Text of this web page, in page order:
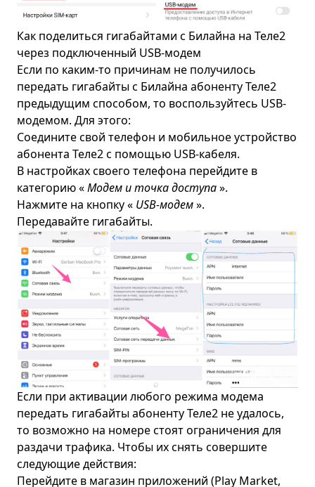
Как поделиться гигабайтами с Билайна на Теле2
через подключенный USB-модем
Если по каким-то причинам не получилось
передать гигабайты с Билайна абоненту Теле2
предыдущим способом, то воспользуйтесь USB-
модемом. Для этого:
Соедините свой телефон и мобильное устройство
абонента Теле2 с помощью USB-кабеля.
В настройках своего телефона перейдите в
категорию «Модем и точка доступа».
Нажмите на кнопку « USB-модем».
Передавайте гигабайты.
Если при активации любого режима модема
передать гигабайты абоненту Теле2 не удалось,
то возможно на номере стоят ограничения для
раздачи трафика. Чтобы их снять совершите
следующие действия:
Перейдите в магазин приложений (Play Market,